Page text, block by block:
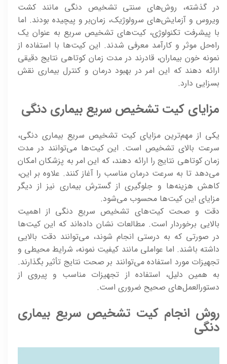
در گذشته، روش‌های سنتی تشخیص دنگی مانند کشت
ویروس و آزمایش‌های سرولوژیک، زمان‌بر و پیچیده بودند. اما
با پیشرفت تکنولوژی، کیت‌های تشخیص سریع به عنوان یک
راه‌حل موثر و کارآمد معرفی شدند. این کیت‌ها با استفاده از
نمونه خون بیماران، قادرند در مدت زمان کوتاهی نتایج دقیقی
ارائه دهند که این امر در بهبود درمان و کنترل بیماری نقش
بسزایی دارد.
مزایای کیت تشخیص سریع بیماری دنگی
یکی از مهم‌ترین مزایای کیت تشخیص سریع بیماری دنگی،
سرعت بالای تشخیص است. این کیت‌ها می‌توانند در مدت
زمان کوتاهی نتایج را ارائه دهند، که این امر به پزشکان امکان
می‌دهد تا به سرعت درمان مناسب را آغاز کنند. علاوه بر این،
کاهش هزینه‌ها و جلوگیری از گسترش بیماری نیز از دیگر
مزایای این کیت‌ها محسوب می‌شود.
دقت و صحت کیت‌های تشخیص سریع دنگی از اهمیت
بالایی برخوردار است. مطالعات نشان داده‌اند که این کیت‌ها
در صورتی که به درستی انجام شوند، می‌توانند دقت بالایی
داشته باشند. اما عواملی مانند کیفیت نمونه، شرایط محیطی و
تجهیزات مورد استفاده می‌توانند بر صحت نتایج تأثیر بگذارند.
به همین دلیل، استفاده از تجهیزات مناسب و پیروی از
دستورالعمل‌های صحیح ضروری است.
روش انجام کیت تشخیص سریع بیماری
دنگی